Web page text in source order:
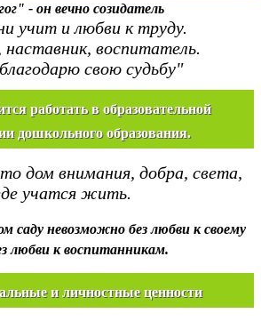
- он вечно созидатель
учит и любви к труду.
наставник, воспитатель.
свою судьбу"
работать в образовательной
дошкольного образования.
дом внимания, добра, света,
учатся жить.
саду невозможно без любви к своему
любви к воспитанникам.
и личностные ценности